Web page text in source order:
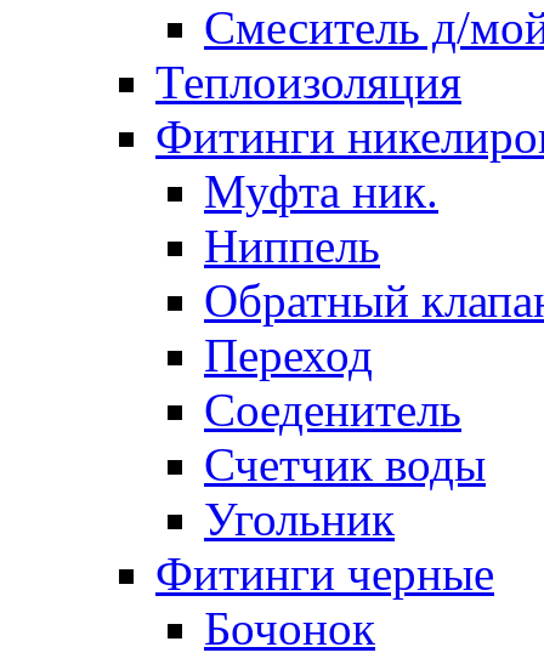
Смеситель д/
Теплоизоляция
Фитинги
Муфта ник.
Ниппель
Обратный
Переход
Соеденитель
Счетчик воды
Угольник
Фитинги черные
Бочонок